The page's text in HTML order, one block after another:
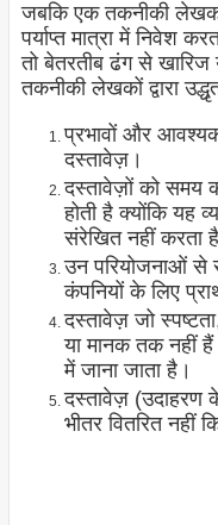
जबकि एक तकनीकी लेखक
पर्याप्त मात्रा में निवेश
तो बेतरतीब ढंग से खारिज
तकनीकी लेखकों द्वारा
प्रभावों और
दस्तावेज़।
दस्तावेज़ों को समय
होती है क्योंकि यह
संरेखित नहीं करता
उन परियोजनाओं से
कंपनियों के लिए
दस्तावेज़ जो
या मानक तक नहीं
में जाना जाता है।
दस्तावेज़ (उदाहरण
भीतर वितरित नहीं